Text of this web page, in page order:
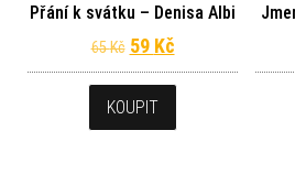
Přání k svátku – Denisa Albi
65Kč Původní cena byla:
59 KčAktuální cena
KOUPIT